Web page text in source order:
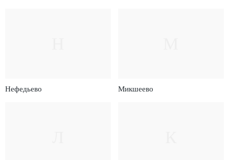
Нефедьево Микшеево